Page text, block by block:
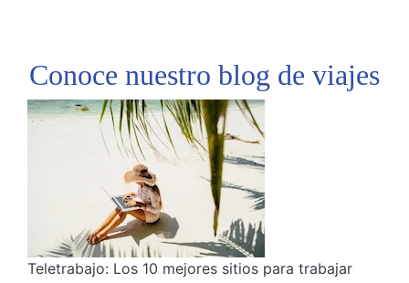
Conoce nuestro blog de viajes
Teletrabajo: Los 10 mejores sitios para trabajar